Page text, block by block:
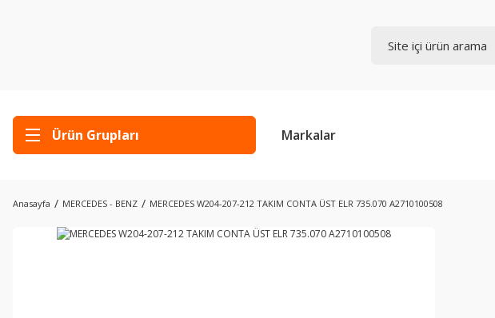
Ürün Grupları Markalar
Anasayfa MERCEDES - BENZ MERCEDES W204-207-212 TAKIM CONTA ÜST ELR 735.070 A2710100508